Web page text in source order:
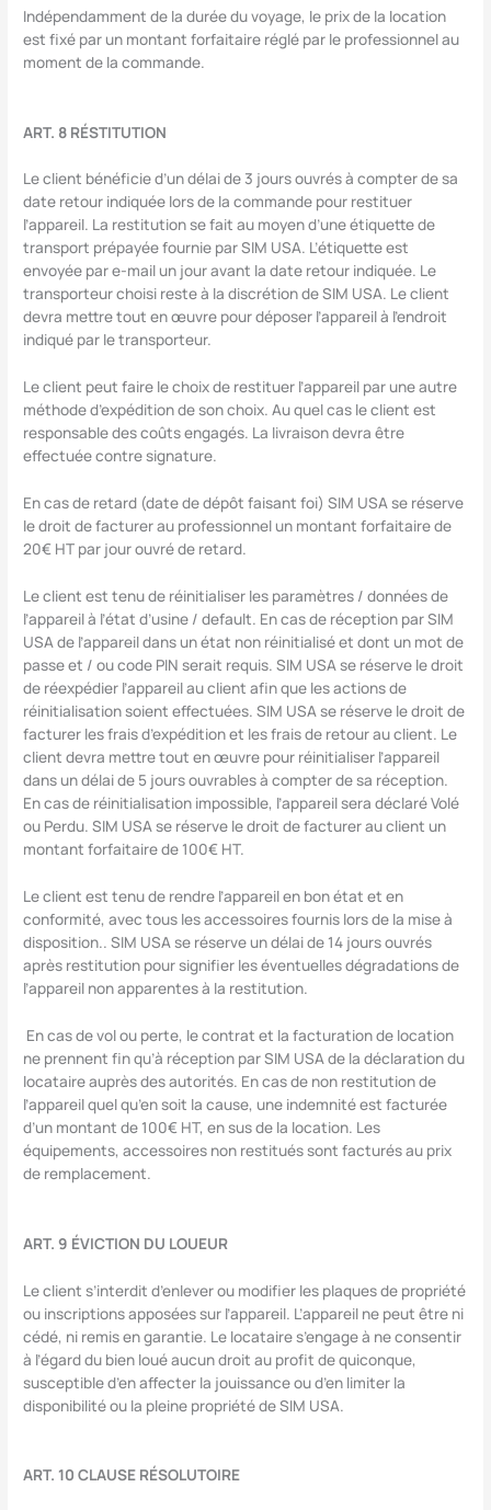
Indépendamment de la durée du voyage, le prix de la location
est fixé par un montant forfaitaire réglé par le professionnel au
moment de la commande.
ART. 8 RÉSTITUTION
Le client bénéficie d’un délai de 3 jours ouvrés à compter de sa
date retour indiquée lors de la commande pour restituer
l’appareil. La restitution se fait au moyen d’une étiquette de
transport prépayée fournie par SIM USA. L’étiquette est
envoyée par e-mail un jour avant la date retour indiquée. Le
transporteur choisi reste à la discrétion de SIM USA. Le client
devra mettre tout en œuvre pour déposer l’appareil à l’endroit
indiqué par le transporteur.
Le client peut faire le choix de restituer l’appareil par une autre
méthode d’expédition de son choix. Au quel cas le client est
responsable des coûts engagés. La livraison devra être
effectuée contre signature.
En cas de retard (date de dépôt faisant foi) SIM USA se réserve
le droit de facturer au professionnel un montant forfaitaire de
20€ HT par jour ouvré de retard.
Le client est tenu de réinitialiser les paramètres / données de
l’appareil à l’état d’usine / default. En cas de réception par SIM
USA de l’appareil dans un état non réinitialisé et dont un mot de
passe et / ou code PIN serait requis. SIM USA se réserve le droit
de réexpédier l’appareil au client afin que les actions de
réinitialisation soient effectuées. SIM USA se réserve le droit de
facturer les frais d’expédition et les frais de retour au client. Le
client devra mettre tout en œuvre pour réinitialiser l’appareil
dans un délai de 5 jours ouvrables à compter de sa réception.
En cas de réinitialisation impossible, l’appareil sera déclaré Volé
ou Perdu. SIM USA se réserve le droit de facturer au client un
montant forfaitaire de 100€ HT.
Le client est tenu de rendre l’appareil en bon état et en
conformité, avec tous les accessoires fournis lors de la mise à
disposition.. SIM USA se réserve un délai de 14 jours ouvrés
après restitution pour signifier les éventuelles dégradations de
l’appareil non apparentes à la restitution.
En cas de vol ou perte, le contrat et la facturation de location
ne prennent fin qu’à réception par SIM USA de la déclaration du
locataire auprès des autorités. En cas de non restitution de
l’appareil quel qu’en soit la cause, une indemnité est facturée
d’un montant de 100€ HT, en sus de la location. Les
équipements, accessoires non restitués sont facturés au prix
de remplacement.
ART. 9 ÉVICTION DU LOUEUR
Le client s’interdit d’enlever ou modifier les plaques de propriété
ou inscriptions apposées sur l’appareil. L’appareil ne peut être ni
cédé, ni remis en garantie. Le locataire s’engage à ne consentir
à l’égard du bien loué aucun droit au profit de quiconque,
susceptible d’en affecter la jouissance ou d’en limiter la
disponibilité ou la pleine propriété de SIM USA.
ART. 10 CLAUSE RÉSOLUTOIRE